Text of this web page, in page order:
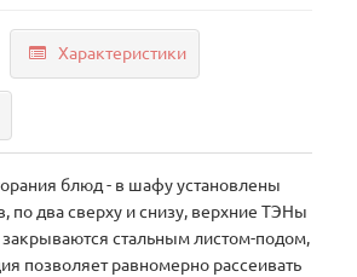
Характеристики
блюд - в шафу установлены
по два сверху и снизу, верхние ТЭНы
стальным листом-подом,
позволяет равномерно рассеивать